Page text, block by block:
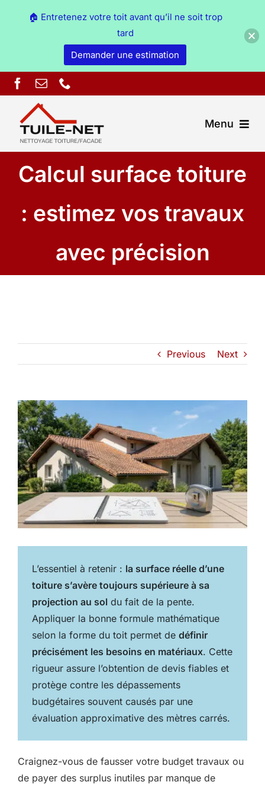
Skip
to
content
Menu
Couverture Ain
Calcul surface toiture
: estimez vos travaux
avec précision
Previous Next
View
Larger
Image
L’essentiel à retenir : la surface réelle d’une
toiture s’avère toujours supérieure à sa
projection au sol du fait de la pente.
Appliquer la bonne formule mathématique
selon la forme du toit permet de définir
précisément les besoins en matériaux. Cette
rigueur assure l’obtention de devis fiables et
protège contre les dépassements
budgétaires souvent causés par une
évaluation approximative des mètres carrés.
Craignez-vous de fausser votre budget travaux ou
de payer des surplus inutiles par manque de
🏠 Entretenez votre toit avant qu’il ne soit trop
tard
Demander une estimation